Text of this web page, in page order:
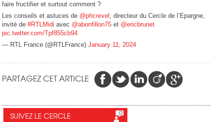
faire fructifier et surtout comment ?
Les conseils et astuces de @phcrevel , directeur du Cercle de l’Epargne,
invité de#RTLMidi avec @abonfillon75 et @ericbrunet
pic.twitter.com/Tpf855cb94
— RTL France (@RTLFrance)January 11, 2024
PARTAGEZ CET ARTICLE
SUIVEZ LE CERCLE